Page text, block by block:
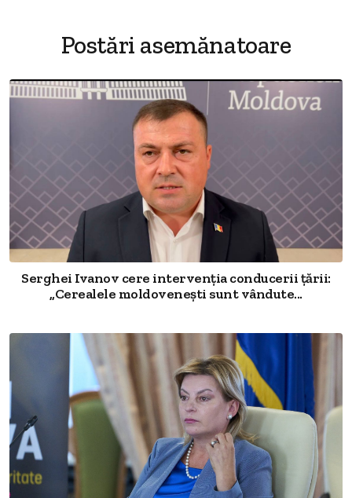
Postări asemănatoare
Serghei Ivanov cere intervenția conducerii țării:
„Cerealele moldovenești sunt vândute...